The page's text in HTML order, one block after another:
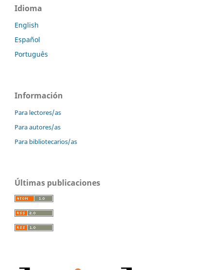
Idioma
English
Español
Português
Información
Para lectores/as
Para autores/as
Para bibliotecarios/as
Últimas publicaciones